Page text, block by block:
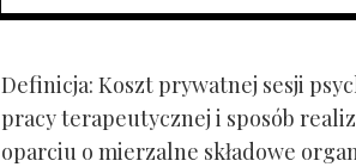
Definicja: Koszt prywatnej sesji
pracy terapeutycznej i sposób
oparciu o mierzalne składowe